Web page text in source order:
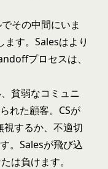
その中間にいま
す。Salesはより
プロセスは、
貧弱なコミュニ
れた顧客。CSが
視するか、不適切
。Salesが飛び込
は負けます。